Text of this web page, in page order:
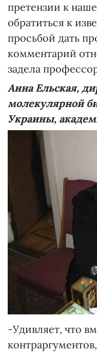
претензии к
обратиться к
просьбой дать
комментарий
задела
Анна Ельская,
молекулярной
Украины,
-Удивляет, что